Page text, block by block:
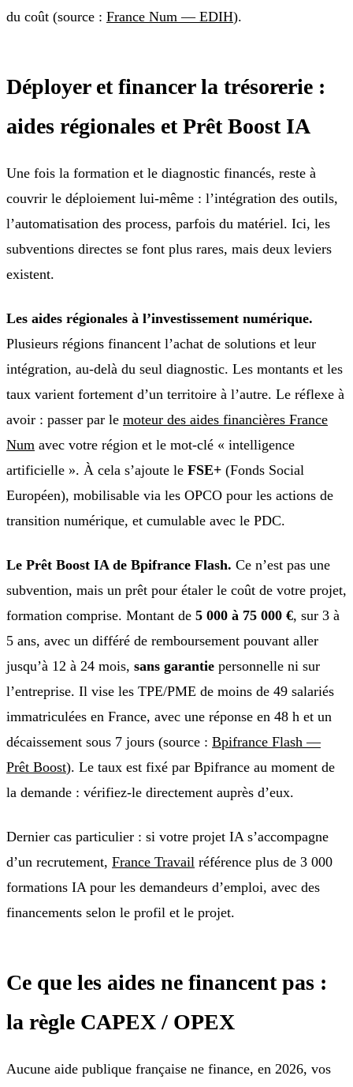
du coût (source : France Num — EDIH).
Déployer et financer la trésorerie :
aides régionales et Prêt Boost IA
Une fois la formation et le diagnostic financés, reste à
couvrir le déploiement lui-même : l’intégration des outils,
l’automatisation des process, parfois du matériel. Ici, les
subventions directes se font plus rares, mais deux leviers
existent.
Les aides régionales à l’investissement numérique.
Plusieurs régions financent l’achat de solutions et leur
intégration, au-delà du seul diagnostic. Les montants et les
taux varient fortement d’un territoire à l’autre. Le réflexe à
avoir : passer par le moteur des aides financières France
Num avec votre région et le mot-clé « intelligence
artificielle ». À cela s’ajoute le FSE+ (Fonds Social
Européen), mobilisable via les OPCO pour les actions de
transition numérique, et cumulable avec le PDC.
Le Prêt Boost IA de Bpifrance Flash. Ce n’est pas une
subvention, mais un prêt pour étaler le coût de votre projet,
formation comprise. Montant de 5 000 à 75 000 €, sur 3 à
5 ans, avec un différé de remboursement pouvant aller
jusqu’à 12 à 24 mois, sans garantie personnelle ni sur
l’entreprise. Il vise les TPE/PME de moins de 49 salariés
immatriculées en France, avec une réponse en 48 h et un
décaissement sous 7 jours (source : Bpifrance Flash —
Prêt Boost). Le taux est fixé par Bpifrance au moment de
la demande : vérifiez-le directement auprès d’eux.
Dernier cas particulier : si votre projet IA s’accompagne
d’un recrutement, France Travail référence plus de 3 000
formations IA pour les demandeurs d’emploi, avec des
financements selon le profil et le projet.
Ce que les aides ne financent pas :
la règle CAPEX / OPEX
Aucune aide publique française ne finance, en 2026, vos